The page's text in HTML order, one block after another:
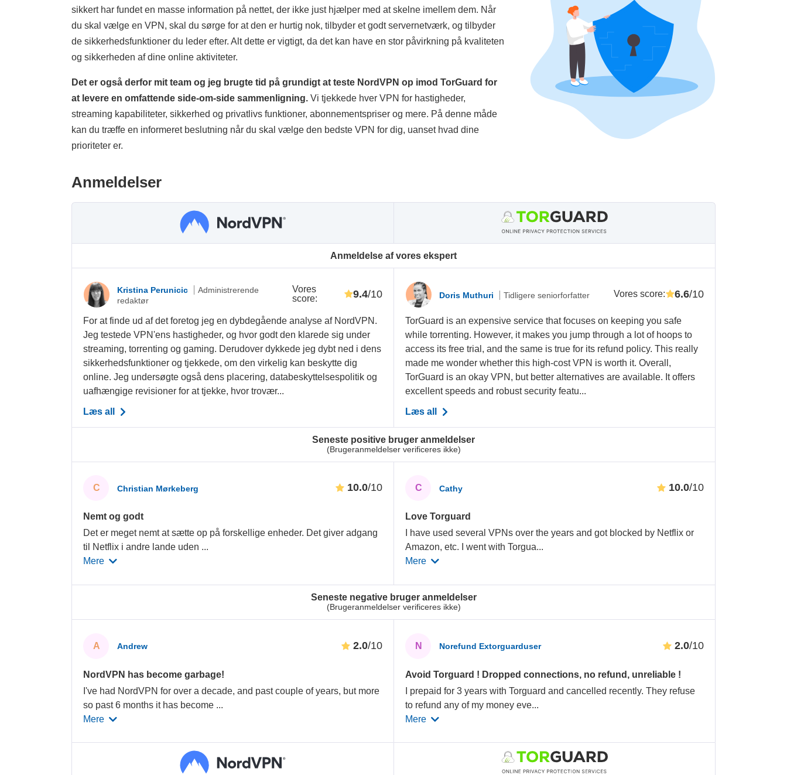
sikkert har fundet en masse information på nettet, der ikke just hjælper med at skelne imellem dem. Når
du skal vælge en VPN, skal du sørge for at den er hurtig nok, tilbyder et godt servernetværk, og tilbyder
de sikkerhedsfunktioner du leder efter. Alt dette er vigtigt, da det kan have en stor påvirkning på kvaliteten
og sikkerheden af dine online aktiviteter.
Det er også derfor mit team og jeg brugte tid på grundigt at teste NordVPN op imod TorGuard for
at levere en omfattende side-om-side sammenligning. Vi tjekkede hver VPN for hastigheder,
streaming kapabiliteter, sikkerhed og privatlivs funktioner, abonnementspriser og mere. På denne måde
kan du træffe en informeret beslutning når du skal vælge den bedste VPN for dig, uanset hvad dine
prioriteter er.
Anmeldelser
Anmeldelse af vores ekspert
Seneste positive bruger anmeldelser
(Brugeranmeldelser verificeres ikke)
Seneste negative bruger anmeldelser
(Brugeranmeldelser verificeres ikke)
Kristina Perunicic
Administrerende
redaktør
Vores
score: 9.4/10
For at finde ud af det foretog jeg en dybdegående analyse af NordVPN.
Jeg testede VPN'ens hastigheder, og hvor godt den klarede sig under
streaming, torrenting og gaming. Derudover dykkede jeg dybt ned i dens
sikkerhedsfunktioner og tjekkede, om den virkelig kan beskytte dig
online. Jeg undersøgte også dens placering, databeskyttelsespolitik og
uafhængige revisioner for at tjekke, hvor trovær...
Læs all
C Christian Mørkeberg 10.0/10
Nemt og godt
Det er meget nemt at sætte op på forskellige enheder. Det giver adgang
til Netflix i andre lande uden ...
Mere
A Andrew 2.0/10
NordVPN has become garbage!
I've had NordVPN for over a decade, and past couple of years, but more
so past 6 months it has become ...
Mere
Doris Muthuri Tidligere seniorforfatter Vores score: 6.6/10
TorGuard is an expensive service that focuses on keeping you safe
while torrenting. However, it makes you jump through a lot of hoops to
access its free trial, and the same is true for its refund policy. This really
made me wonder whether this high-cost VPN is worth it. Overall,
TorGuard is an okay VPN, but better alternatives are available. It offers
excellent speeds and robust security featu...
Læs all
C Cathy 10.0/10
Love Torguard
I have used several VPNs over the years and got blocked by Netflix or
Amazon, etc. I went with Torgua...
Mere
N Norefund Extorguarduser 2.0/10
Avoid Torguard ! Dropped connections, no refund, unreliable !
I prepaid for 3 years with Torguard and cancelled recently. They refuse
to refund any of my money eve...
Mere